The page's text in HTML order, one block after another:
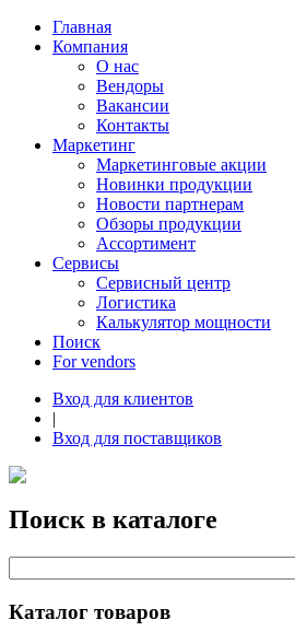
Главная
Компания
О нас
Вендоры
Вакансии
Контакты
Маркетинг
Маркетинговые акции
Новинки продукции
Новости партнерам
Обзоры продукции
Ассортимент
Сервисы
Сервисный центр
Логистика
Калькулятор мощности
Поиск
For vendors
Вход для клиентов
|
Вход для поставщиков
Поиск в каталоге
Каталог товаров